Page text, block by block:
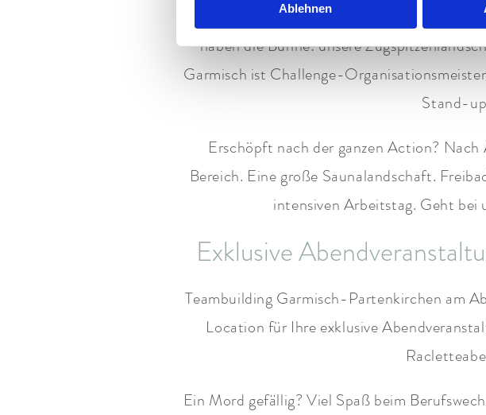
Ablehnen
gemeinsam siegen. Beim Rafting. Beim
haben die Bühne: unsere
Garmisch ist Challenge-
Stand-
Erschöpft nach der ganzen Action?
Bereich. Eine große Saunalandschaft.
intensiven Arbeitstag. Geht bei
Exklusive
Teambuilding Garmisch-Partenkirchen am
Location für Ihre exklusive
Ein Mord gefällig? Viel Spaß beim